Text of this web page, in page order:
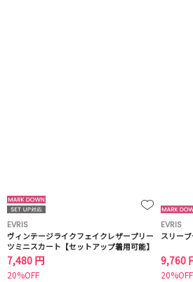
EVRIS
ヴィンテージライクフェイクレザープリー
ツミニスカート【セットアップ着用可能】
7,480 円
20%OFF
EVRIS
スリー
9,760
20%OFF